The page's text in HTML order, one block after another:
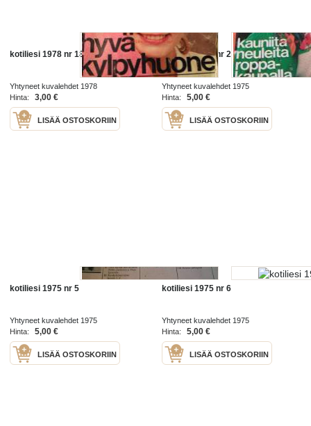
kotiliesi 1978 nr 18
Yhtyneet kuvalehdet 1978
Hinta:
3,00 €
LISÄÄ OSTOSKORIIN
kotiliesi 1975 nr 2
Yhtyneet kuvalehdet 1975
Hinta:
5,00 €
LISÄÄ OSTOSKORIIN
kotiliesi 1975 nr 5
Yhtyneet kuvalehdet 1975
Hinta:
5,00 €
LISÄÄ OSTOSKORIIN
kotiliesi 1975 nr 6
Yhtyneet kuvalehdet 1975
Hinta:
5,00 €
LISÄÄ OSTOSKORIIN